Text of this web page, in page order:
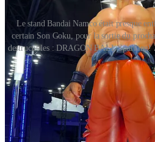
Le stand Bandai Namco était presque
certain Son Goku, pour la sortie du
destructibles : DRAGON BALL Sparking!